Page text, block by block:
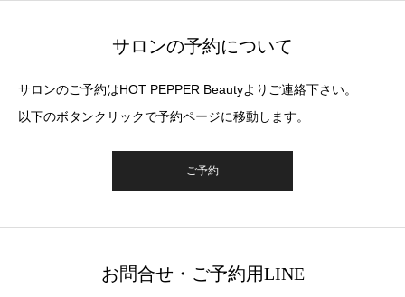
サロンの予約について
サロンのご予約はHOT PEPPER Beautyよりご連絡下さい。
以下のボタンクリックで予約ページに移動します。
ご予約
お問合せ・ご予約用LINE